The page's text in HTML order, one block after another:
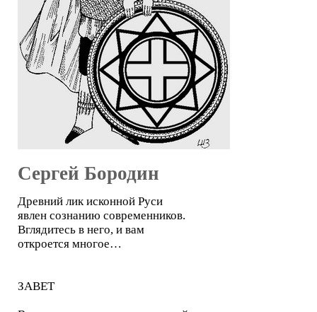
Сергей Бородин
Древний лик исконной Руси
явлен сознанию современников.
Вглядитесь в него, и вам
откроется многое…
ЗАВЕТ